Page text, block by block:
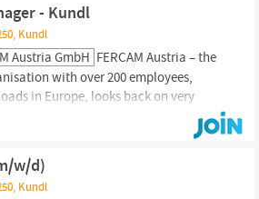
- Kundl
Kundl
Austria GmbH FERCAM Austria – the
with over 200 employees,
in Europe, looks back on very
can actively shape the future of
up a department of your own. In order
in our modern open-space offices,
MANAGERS...
w/d)
Kundl